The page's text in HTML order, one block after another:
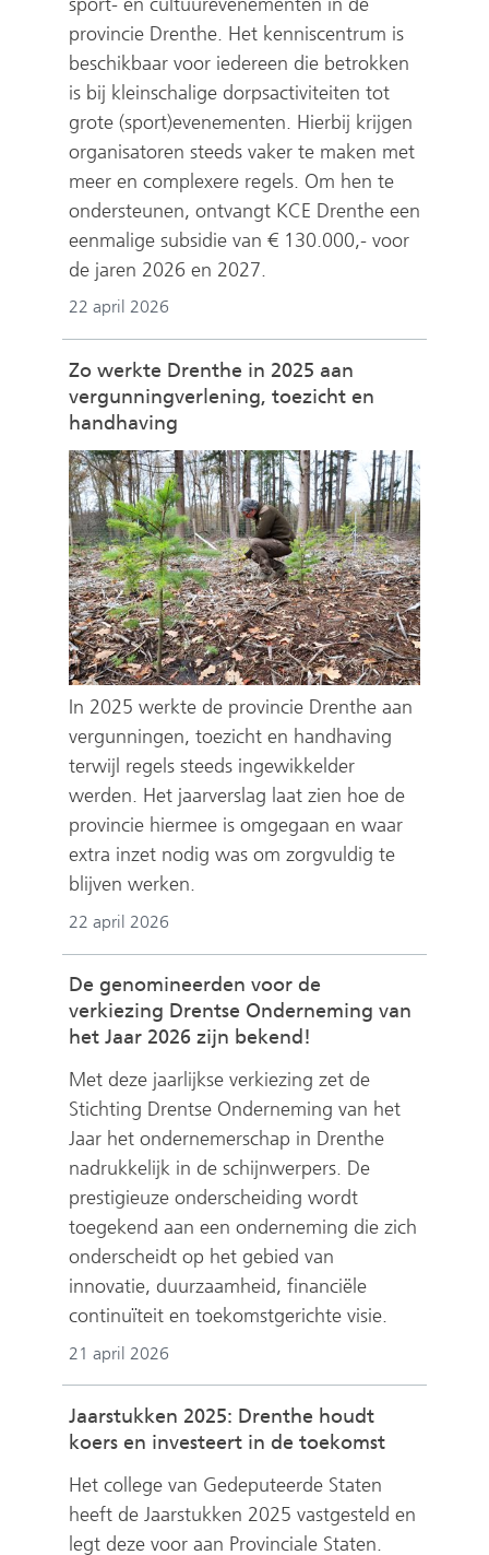
provincie Drenthe. Het kenniscentrum is
beschikbaar voor iedereen die betrokken
is bij kleinschalige dorpsactiviteiten tot
grote (sport)evenementen. Hierbij krijgen
organisatoren steeds vaker te maken met
meer en complexere regels. Om hen te
ondersteunen, ontvangt KCE Drenthe een
eenmalige subsidie van € 130.000,- voor
de jaren 2026 en 2027.
22 april 2026
Zo werkte Drenthe in 2025 aan
vergunningverlening, toezicht en
handhaving
In 2025 werkte de provincie Drenthe aan
vergunningen, toezicht en handhaving
terwijl regels steeds ingewikkelder
werden. Het jaarverslag laat zien hoe de
provincie hiermee is omgegaan en waar
extra inzet nodig was om zorgvuldig te
blijven werken.
22 april 2026
De genomineerden voor de
verkiezing Drentse Onderneming van
het Jaar 2026 zijn bekend!
Met deze jaarlijkse verkiezing zet de
Stichting Drentse Onderneming van het
Jaar het ondernemerschap in Drenthe
nadrukkelijk in de schijnwerpers. De
prestigieuze onderscheiding wordt
toegekend aan een onderneming die zich
onderscheidt op het gebied van
innovatie, duurzaamheid, financiële
continuïteit en toekomstgerichte visie.
21 april 2026
Jaarstukken 2025: Drenthe houdt
koers en investeert in de toekomst
Het college van Gedeputeerde Staten
heeft de Jaarstukken 2025 vastgesteld en
legt deze voor aan Provinciale Staten.